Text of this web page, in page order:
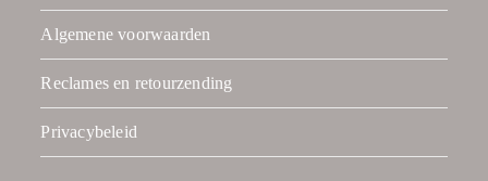
Algemene voorwaarden
Reclames en retourzending
Privacybeleid